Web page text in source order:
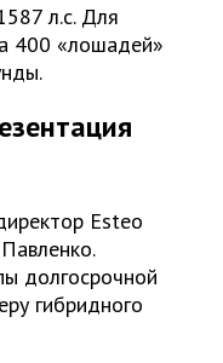
л.с. Для
400 «лошадей»
Esteo
долгосрочной
гибридного